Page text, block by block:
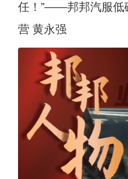
任！”——邦邦汽服低
营 黄永强